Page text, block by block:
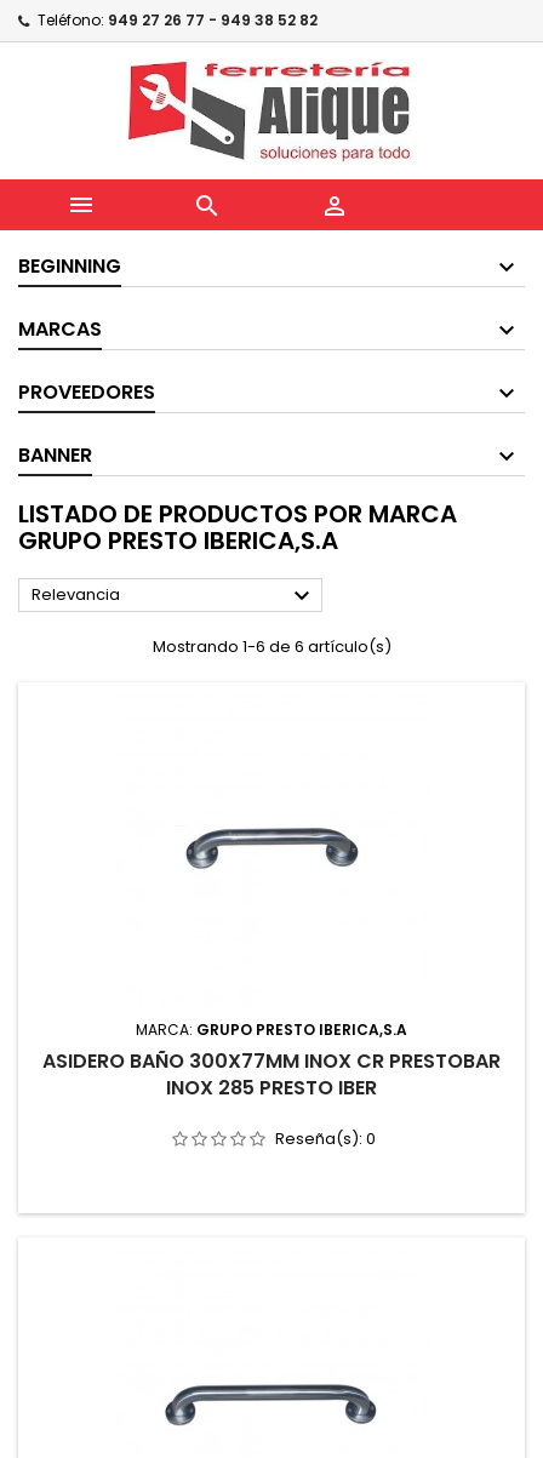
Teléfono: 949 27 26 77 - 949 38 52 82
  
BEGINNING
MARCAS
PROVEEDORES
BANNER
LISTADO DE PRODUCTOS POR MARCA
GRUPO PRESTO IBERICA,S.A
Relevancia 
Mostrando 1-6 de 6 artículo(s)
MARCA: GRUPO PRESTO IBERICA,S.A
ASIDERO BAÑO 300X77MM INOX CR PRESTOBAR
INOX 285 PRESTO IBER
Reseña(s): 0